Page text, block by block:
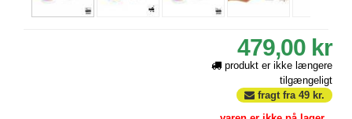
479,00 kr
produkt er ikke længere
tilgængeligt
fragt fra 49kr.